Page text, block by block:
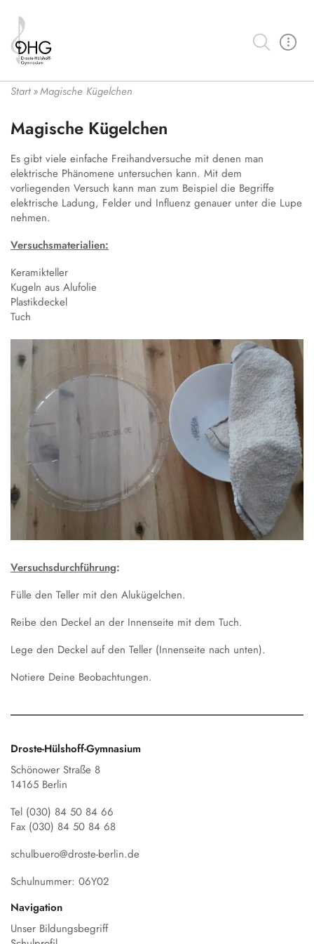
Suche
Schulgemeinschaft
Kollegium
Schulbüro und Verwaltung
Schulsozialarbeit
Eltern
Förderverein
Unser Haus
Hausmeister
Schulgeschichte
Annette von Droste-Hülshoff
Unser Bildungsbegriff
Schulprofil
Fächer
Hybridunterricht
Demokratiebildung
Klimabewusstsein
Begabungsförderung
Sprachbildung
Wahlmöglichkeiten
Profilklasse Musik
Profilklasse Französisch
Wahlpflichtfächer
Bilingualer Unterricht
Arbeitsgemeinschaften
Austausch und Fahrten
Wettbewerbe
Organisation
Lernen
Mittelstufe
Schulbücher
Auslandsaufenthalt
Instrumentenausleihe
Datenschutz
Unterrichtszeiten
Krankmeldung
Verpflegung
Schließfächer
Schulordnung
Wechsel an die Droste
Kontakt
Kalender der Droste
Unsere Neuigkeiten
Vertretungsplan
Lernplattform
Droste-Webmail
Start»Magische Kügelchen
Magische Kügelchen
Es gibt viele einfache Freihandversuche mit denen man
elektrische Phänomene untersuchen kann. Mit dem
vorliegenden Versuch kann man zum Beispiel die Begriffe
elektrische Ladung, Felder und Influenz genauer unter die Lupe
nehmen.
Versuchsmaterialien:
Keramikteller
Kugeln aus Alufolie
Plastikdeckel
Tuch
Versuchsdurchführung:
Fülle den Teller mit den Alukügelchen.
Reibe den Deckel an der Innenseite mit dem Tuch.
Lege den Deckel auf den Teller (Innenseite nach unten).
Notiere Deine Beobachtungen.
Droste-Hülshoff-Gymnasium
Schönower Straße 8
14165 Berlin
Tel (030) 84 50 84 66
Fax (030) 84 50 84 68
schulbuero@droste-berlin.de
Schulnummer: 06Y02
Navigation
Unser Bildungsbegriff